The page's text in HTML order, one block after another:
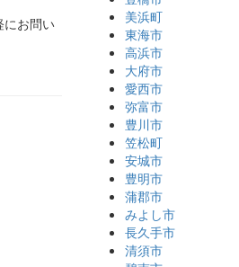
にお問い
美浜町
東海市
高浜市
大府市
愛西市
弥富市
豊川市
笠松町
安城市
豊明市
蒲郡市
みよし市
長久手市
清須市